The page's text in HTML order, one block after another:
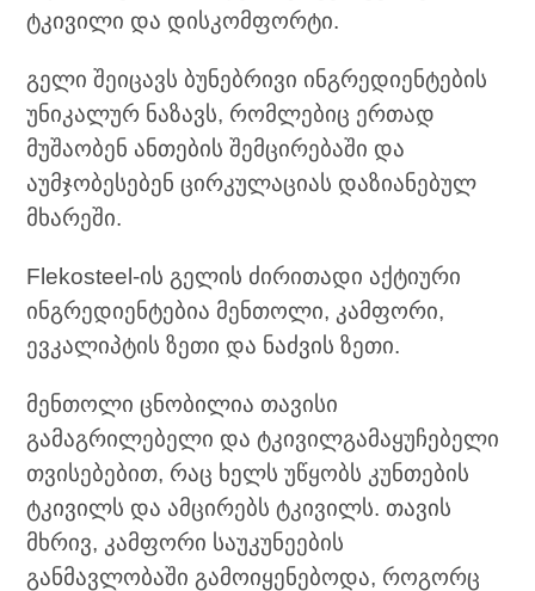
ტკივილი და დისკომფორტი.
გელი შეიცავს ბუნებრივი ინგრედიენტების
უნიკალურ ნაზავს, რომლებიც ერთად
მუშაობენ ანთების შემცირებაში და
აუმჯობესებენ ცირკულაციას დაზიანებულ
მხარეში.
Flekosteel-ის გელის ძირითადი აქტიური
ინგრედიენტებია მენთოლი, კამფორი,
ევკალიპტის ზეთი და ნაძვის ზეთი.
მენთოლი ცნობილია თავისი
გამაგრილებელი და ტკივილგამაყუჩებელი
თვისებებით, რაც ხელს უწყობს კუნთების
ტკივილს და ამცირებს ტკივილს. თავის
მხრივ, კამფორი საუკუნეების
განმავლობაში გამოიყენებოდა, როგორც